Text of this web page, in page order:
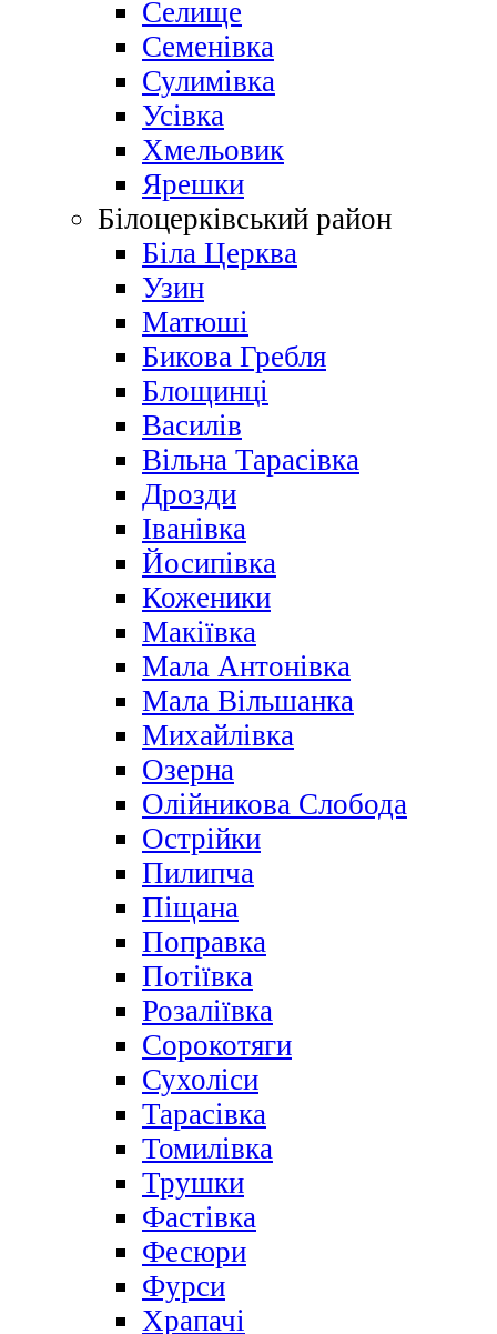
Селище
Семенівка
Сулимівка
Усівка
Хмельовик
Ярешки
Білоцерківський район
Біла Церква
Узин
Матюші
Бикова Гребля
Блощинці
Василів
Вільна Тарасівка
Дрозди
Іванівка
Йосипівка
Коженики
Макіївка
Мала Антонівка
Мала Вільшанка
Михайлівка
Озерна
Олійникова Слобода
Острійки
Пилипча
Піщана
Поправка
Потіївка
Розаліївка
Сорокотяги
Сухоліси
Тарасівка
Томилівка
Трушки
Фастівка
Фесюри
Фурси
Храпачі